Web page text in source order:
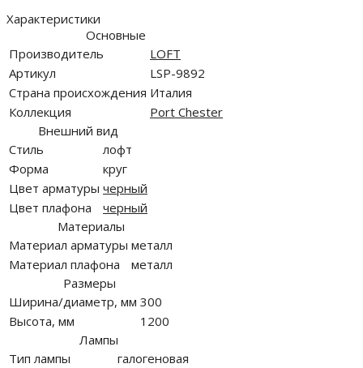
Характеристики
Основные
Производитель
LOFT
Артикул
LSP-9892
Страна происхождения Италия
Коллекция
Port Chester
Внешний вид
Стиль
лофт
Форма
круг
Цвет арматуры черный
Цвет плафона
черный
Материалы
Материал арматуры металл
Материал плафона
металл
Размеры
Ширина/диаметр, мм 300
Высота, мм
1200
Лампы
Тип лампы
галогеновая